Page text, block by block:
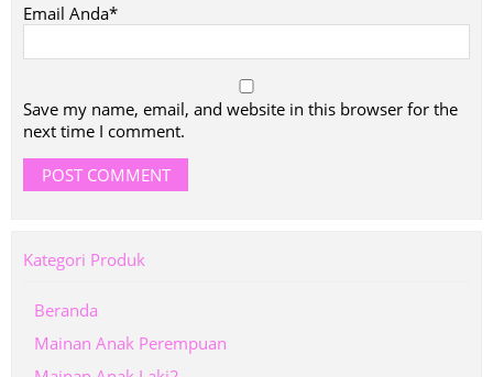
Email Anda*
Save my name, email, and website in this browser for the
next time I comment.
Kategori Produk
Beranda
Mainan Anak Perempuan